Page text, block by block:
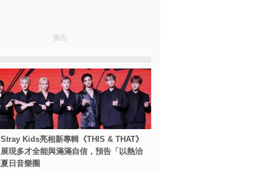
廣告
Kids亮相新專輯《THIS & THAT》
現多才全能與滿滿自信，預告「以熱治
日音樂圈